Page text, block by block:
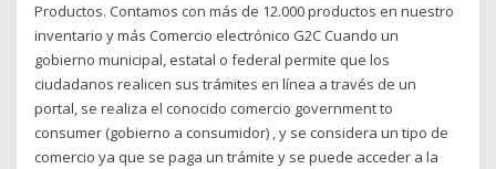
Productos. Contamos con más de 12.000 productos en nuestro
inventario y más Comercio electrónico G2C Cuando un
gobierno municipal, estatal o federal permite que los
ciudadanos realicen sus trámites en línea a través de un
portal, se realiza el conocido comercio government to
consumer (gobierno a consumidor) , y se considera un tipo de
comercio ya que se paga un trámite y se puede acceder a la